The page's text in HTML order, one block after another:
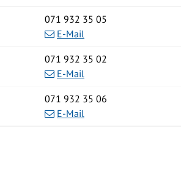
Tel.
071 932 35 05
E-Mail
Zentrale
071 932 35 02
E-Mail
Tel.
071 932 35 06
E-Mail